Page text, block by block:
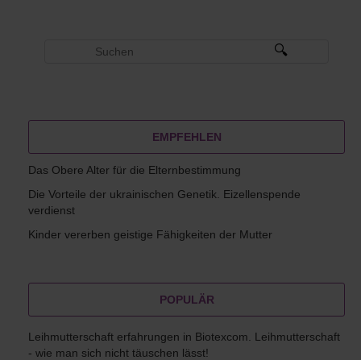
EMPFEHLEN
Das Obere Alter für die Elternbestimmung
Die Vorteile der ukrainischen Genetik. Eizellenspende
verdienst
Kinder vererben geistige Fähigkeiten der Mutter
POPULÄR
Leihmutterschaft erfahrungen in Biotexcom. Leihmutterschaft
- wie man sich nicht täuschen lässt!